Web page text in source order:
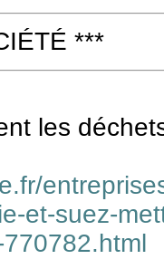
***
les
et-suez-